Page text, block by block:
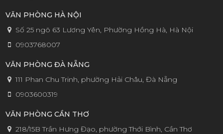
VĂN PHÒNG HÀ NỘI
Số 25 ngõ 63 Lương Yên, Phường Hồng Hà, Hà Nội
0903768007
VĂN PHÒNG ĐÀ NẴNG
111 Phan Chu Trinh, phường Hải Châu, Đà Nẵng
0903600319
VĂN PHÒNG CẦN THƠ
218/15B Trần Hưng Đạo, phường Thới Bình, Cần Thơ